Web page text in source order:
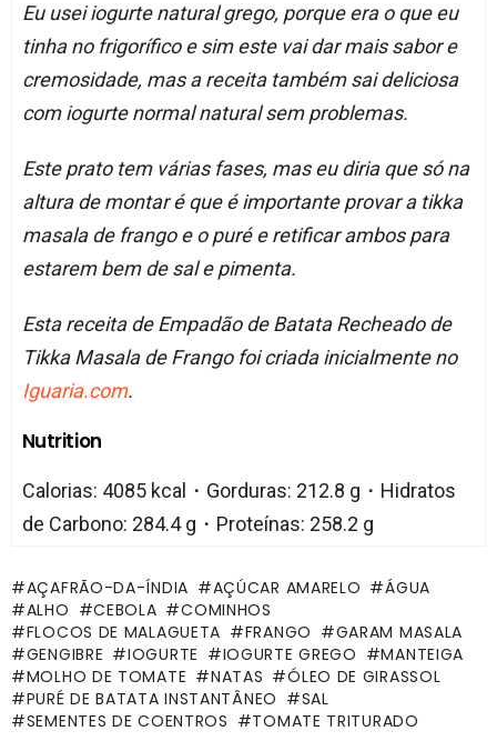
Eu usei iogurte natural grego, porque era o que eu
tinha no frigorífico e sim este vai dar mais sabor e
cremosidade, mas a receita também sai deliciosa
com iogurte normal natural sem problemas.
Este prato tem várias fases, mas eu diria que só na
altura de montar é que é importante provar a tikka
masala de frango e o puré e retificar ambos para
estarem bem de sal e pimenta.
Esta receita de Empadão de Batata Recheado de
Tikka Masala de Frango foi criada inicialmente no
Iguaria.com.
Nutrition
Calorias: 4085 kcal・Gorduras: 212.8 g・Hidratos
de Carbono: 284.4 g・Proteínas: 258.2 g
AÇAFRÃO-DA-ÍNDIA AÇÚCAR AMARELO
ÁGUA
ALHO
CEBOLA
COMINHOS
FLOCOS DE MALAGUETA
FRANGO
GARAM MASALA
GENGIBRE
IOGURTE IOGURTE GREGO
MANTEIGA
MOLHO DE TOMATE
NATAS
ÓLEO DE GIRASSOL
PURÉ DE BATATA INSTANTÂNEO
SAL
SEMENTES DE COENTROS
TOMATE TRITURADO